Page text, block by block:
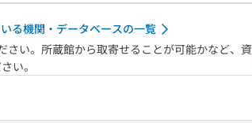
る機関・データベースの一覧
い。所蔵館から取寄せることが可能かなど、資
い。